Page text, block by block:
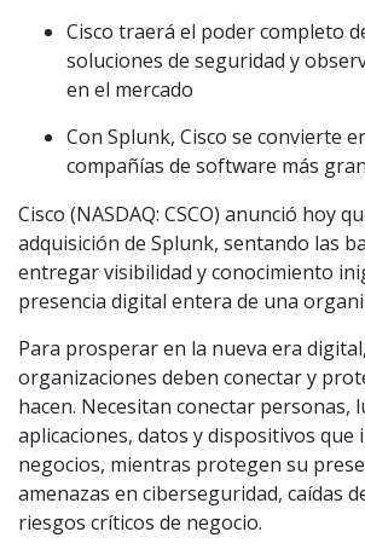
Cisco traerá el poder completo
soluciones de seguridad y
en el mercado
Con Splunk, Cisco se convierte
compañías de software más
Cisco (NASDAQ: CSCO) anunció hoy
adquisición de Splunk, sentando las
entregar visibilidad y conocimiento
presencia digital entera de una
Para prosperar en la nueva era
organizaciones deben conectar y
hacen. Necesitan conectar personas,
aplicaciones, datos y dispositivos que
negocios, mientras protegen su
amenazas en ciberseguridad, caídas
riesgos críticos de negocio.